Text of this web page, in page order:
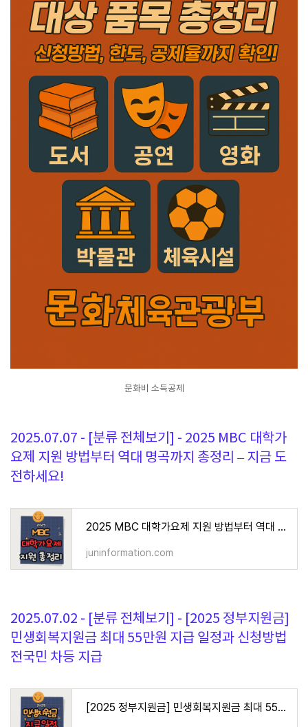
문화비 소득공제
2025.07.07 - [분류 전체보기] - 2025 MBC 대학가
요제 지원 방법부터 역대 명곡까지 총정리 – 지금 도
전하세요!
2025 MBC 대학가요제 지원 방법부터 역대 명곡까지 총정리 – 지금 도전하세요!
juninformation.com
2025.07.02 - [분류 전체보기] - [2025 정부지원금]
민생회복지원금 최대 55만원 지급 일정과 신청방법
전국민 차등 지급
[2025 정부지원금] 민생회복지원금 최대 55만원 지급 일정과 신청방법 전국민 차등 지급